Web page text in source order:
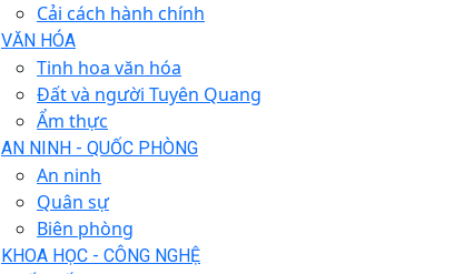
Cải cách hành chính
VĂN HÓA
Tinh hoa văn hóa
Đất và người Tuyên Quang
Ẩm thực
AN NINH - QUỐC PHÒNG
An ninh
Quân sự
Biên phòng
KHOA HỌC - CÔNG NGHỆ